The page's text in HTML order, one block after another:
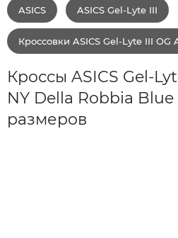
ASICS ASICS Gel-Lyte III
Кроссовки ASICS Gel-Lyte III
Кроссы ASICS Gel-
NY Della Robbia Blue
размеров